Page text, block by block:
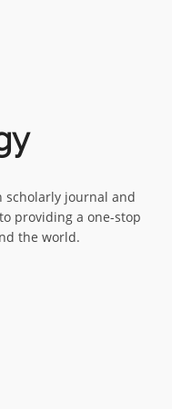
scholarly journal and
providing a one-stop
the world.